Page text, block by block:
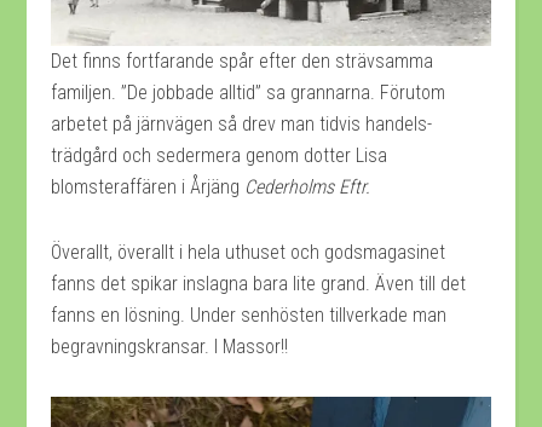
Det finns fortfarande spår efter den strävsamma
familjen. ”De jobbade alltid” sa grannarna. Förutom
arbetet på järnvägen så drev man tidvis handels-
trädgård och sedermera genom dotter Lisa
blomsteraffären i Årjäng Cederholms Eftr.
Överallt, överallt i hela uthuset och godsmagasinet
fanns det spikar inslagna bara lite grand. Även till det
fanns en lösning. Under senhösten tillverkade man
begravningskransar. I Massor!!